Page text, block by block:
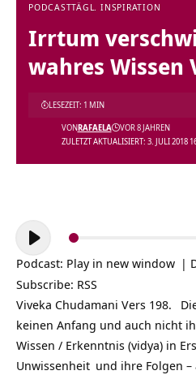
PODCASTTÄGL. INSPIRATION
Irrtum
wahres Wissen
ZULETZT AKTUALISIERT: 3. JULI 2018
VONRAFAELA VOR 8 JAHREN
LESEZEIT: 1 MIN
Audio-
Player
Podcast: Play in new window |
Subscribe: RSS
Viveka Chudamani Vers 198.
keinen Anfang und auch nicht
Wissen / Erkenntnis (vidya) in
Unwissenheit und ihre Folgen